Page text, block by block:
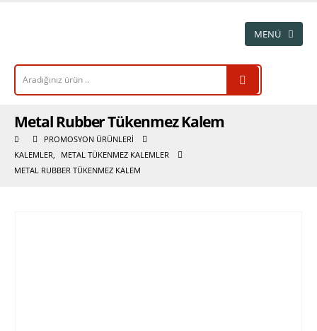
Metal Rubber Tükenmez Kalem
PROMOSYON ÜRÜNLERI
KALEMLER,
METAL TÜKENMEZ KALEMLER
METAL RUBBER TÜKENMEZ KALEM